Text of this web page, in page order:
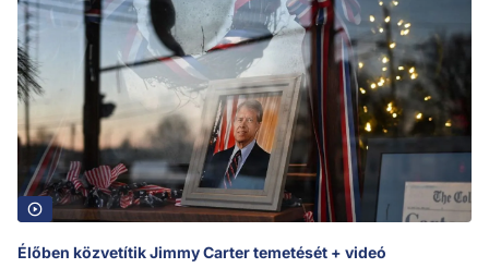
Élőben közvetítik Jimmy Carter temetését + videó